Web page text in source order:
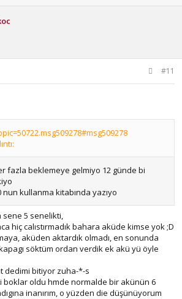
#11
fazla beklemeye gelmiyo 12 günde bi
nun kullanma kitabında yazıyo
5 senelikti,
hiç calıstırmadık bahara aküde kimse yok ;D
aküden aktardık olmadı, en sonunda
söktüm ordan verdik ek akü yü öyle
dedimi bitiyor zuha-*-s
boklar oldu hmde normalde bir akünün 6
inanırım, o yüzden die düşünüyorum